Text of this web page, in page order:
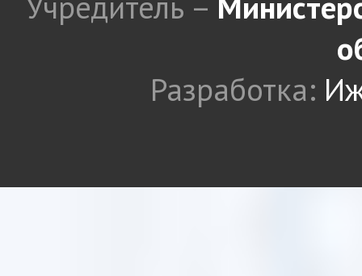
Разработка: